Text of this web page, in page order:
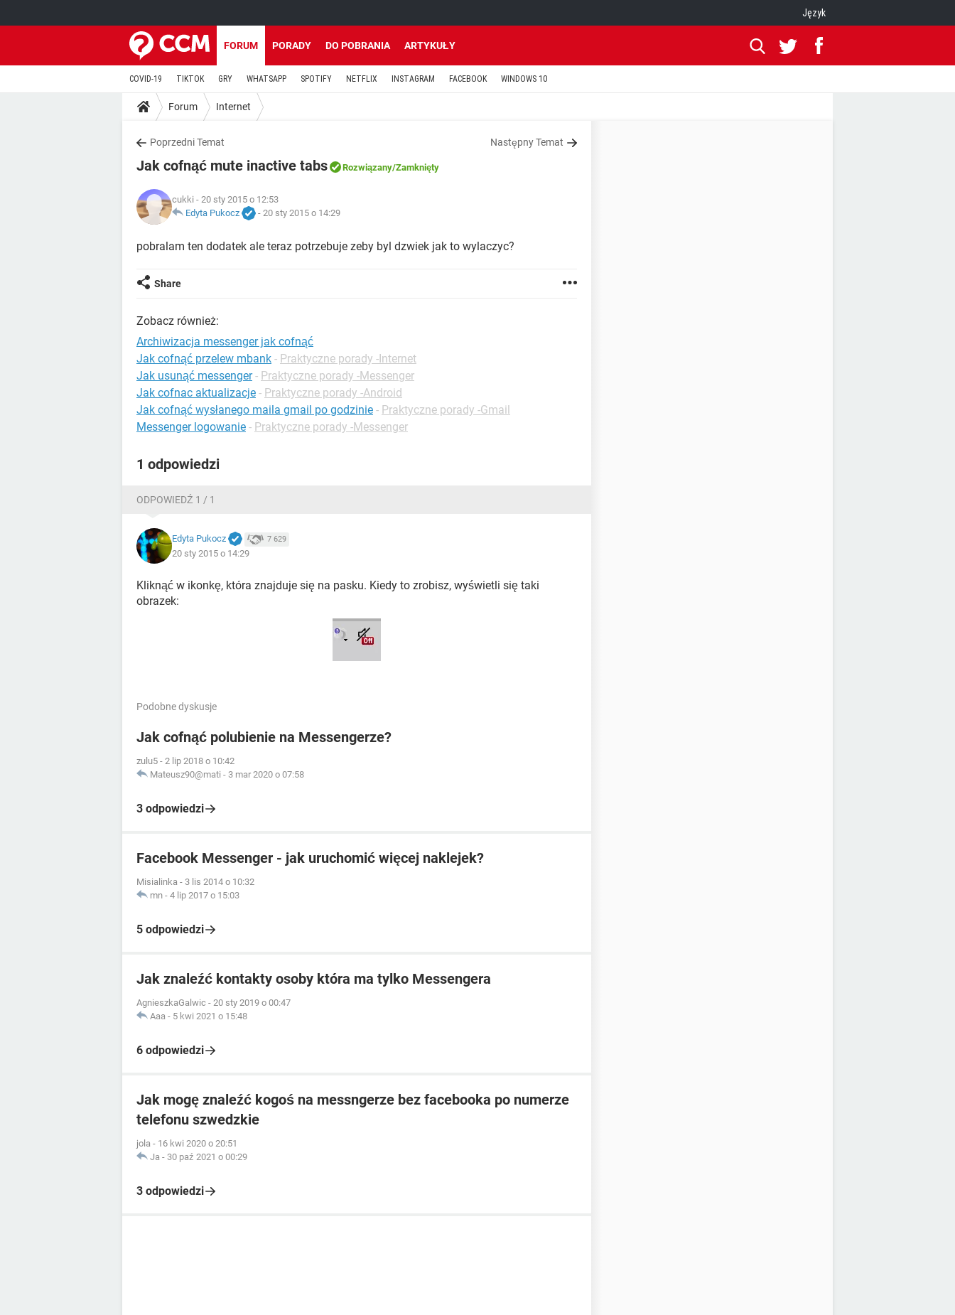
Język
FORUM PORADY DO POBRANIA ARTYKUŁY
COVID-19 TIKTOK GRY WHATSAPP SPOTIFY NETFLIX INSTAGRAM FACEBOOK WINDOWS 10
Forum Internet
Poprzedni Temat Następny Temat
Jak cofnąć mute inactive tabs Rozwiązany/Zamknięty
cukki - 20 sty 2015 o 12:53
Edyta Pukocz
- 20 sty 2015 o 14:29
pobralam ten dodatek ale teraz potrzebuje zeby byl dzwiek jak to wylaczyc?
Share
Zobacz również:
Archiwizacja messenger jak cofnąć
Jak cofnąć przelew mbank - Praktyczne porady -Internet
Jak usunąć messenger - Praktyczne porady -Messenger
Jak cofnac aktualizacje - Praktyczne porady -Android
Jak cofnąć wysłanego maila gmail po godzinie - Praktyczne porady -Gmail
Messenger logowanie - Praktyczne porady -Messenger
1 odpowiedzi
ODPOWIEDŹ 1 / 1
Edyta Pukocz 7 629
20 sty 2015 o 14:29
Kliknąć w ikonkę, która znajduje się na pasku. Kiedy to zrobisz, wyświetli się taki
obrazek:
Podobne dyskusje
Jak cofnąć polubienie na Messengerze?
zulu5 - 2 lip 2018 o 10:42
Mateusz90@mati - 3 mar 2020 o 07:58
3 odpowiedzi
Facebook Messenger - jak uruchomić więcej naklejek?
Misialinka - 3 lis 2014 o 10:32
mn - 4 lip 2017 o 15:03
5 odpowiedzi
Jak znaleźć kontakty osoby która ma tylko Messengera
AgnieszkaGalwic - 20 sty 2019 o 00:47
Aaa - 5 kwi 2021 o 15:48
6 odpowiedzi
Jak mogę znaleźć kogoś na messngerze bez facebooka po numerze
telefonu szwedzkie
jola - 16 kwi 2020 o 20:51
Ja - 30 paź 2021 o 00:29
3 odpowiedzi